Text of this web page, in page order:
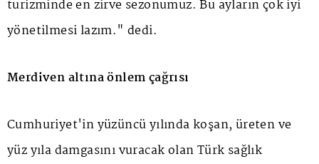
turizminde en zirve sezonumuz. Bu ayların çok iyi
yönetilmesi lazım." dedi.
Merdiven altına önlem çağrısı
Cumhuriyet'in yüzüncü yılında koşan, üreten ve
yüz yıla damgasını vuracak olan Türk sağlık